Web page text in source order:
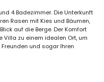
4 Badezimmer. Die Unterkunft
Rasen mit Kies und Bäumen,
auf die Berge. Der Komfort
zu einem idealen Ort, um
und sogar Ihren